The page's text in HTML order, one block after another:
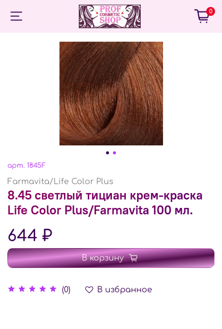
0
арт. 1845F
Farmavita/Life Color Plus
8.45 светлый тициан крем-краска
Life Color Plus/Farmavita 100 мл.
(0) В избранное
644 ₽
В корзину